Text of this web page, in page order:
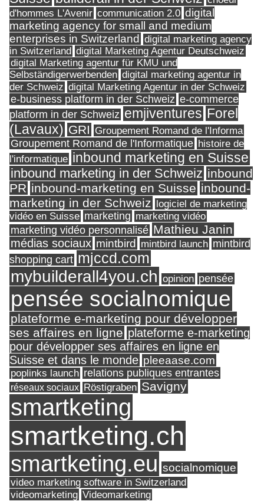
d'hommes L'Avenir communication 2.0 digital
marketing agency for small and medium
enterprises in Switzerland digital marketing agency
in Switzerland digital Marketing Agentur Deutschweiz
digital Marketing agentur für KMU und
Selbständigerwerbenden digital marketing agentur in
der Schweiz digital Marketing Agentur in der Schweiz
e-business platform in der Schweiz e-commerce
platform in der Schweiz emjiventures Forel
(Lavaux) GRI Groupement Romand de l'Informa
Groupement Romand de l'Informatique histoire de
l'informatique inbound marketing en Suisse
inbound marketing in der Schweiz inbound
PR inbound-marketing en Suisse inbound-
marketing in der Schweiz logiciel de marketing
vidéo en Suisse marketing marketing vidéo
marketing vidéo personnalisé Mathieu Janin
médias sociaux mintbird mintbird launch mintbird
shopping cart mjccd.com
mybuilderall4you.ch opinion pensée
pensée socialnomique
plateforme e-marketing pour développer
ses affaires en ligne plateforme e-marketing
pour développer ses affaires en ligne en
Suisse et dans le monde pleeaase.com
poplinks launch relations publiques entrantes
réseaux sociaux Röstigraben Savigny
smartketing
smartketing.ch
smartketing.eu socialnomique
video marketing software in Switzerland
videomarketing Videomarketing